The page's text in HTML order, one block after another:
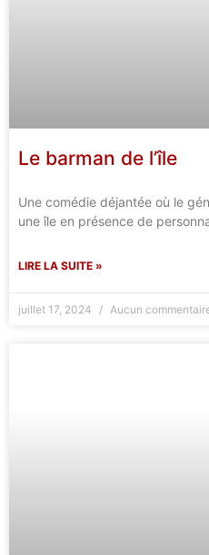
Le barman de l’île
Une comédie déjantée où le
une île en présence de
LIRE LA SUITE »
juillet 17, 2024 Aucun